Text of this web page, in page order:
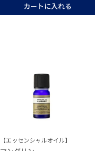
カートに入れる
【エッセンシャルオイル】